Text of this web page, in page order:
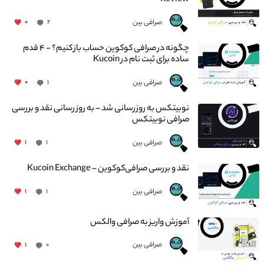
صرافی بین ۲ ۰
چگونه در صرافی کوکوین حساب باز کنیم؟ - ۴ قدم
ساده برای ثبت نام در Kucoin
صرافی بین ۱ ۰
نوبیتکس به روزرسانی شد – به روز رسانی نقد و بررسی
صرافی نوبیتکس
صرافی بین ۱ ۱
نقد و بررسی صرافی‌کوکوین – Kucoin Exchange
صرافی بین ۱ ۱
آموزش واریز به صرافی والکس
صرافی بین ۰ ۱